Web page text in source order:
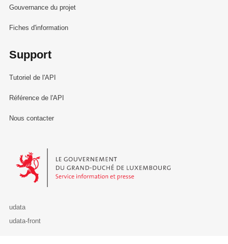
Gouvernance du projet
Fiches d'information
Support
Tutoriel de l'API
Référence de l'API
Nous contacter
Le Gouvernement du Grand-Duché de Luxembourg - Service
udata
udata-front